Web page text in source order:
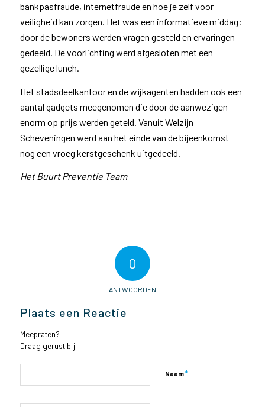
bankpasfraude, internetfraude en hoe je zelf voor
veiligheid kan zorgen. Het was een informatieve middag:
door de bewoners werden vragen gesteld en ervaringen
gedeeld. De voorlichting werd afgesloten met een
gezellige lunch.
Het stadsdeelkantoor en de wijkagenten hadden ook een
aantal gadgets meegenomen die door de aanwezigen
enorm op prijs werden geteld. Vanuit Welzijn
Scheveningen werd aan het einde van de bijeenkomst
nog een vroeg kerstgeschenk uitgedeeld.
Het Buurt Preventie Team
0
ANTWOORDEN
Plaats een Reactie
Meepraten?
Draag gerust bij!
Naam*